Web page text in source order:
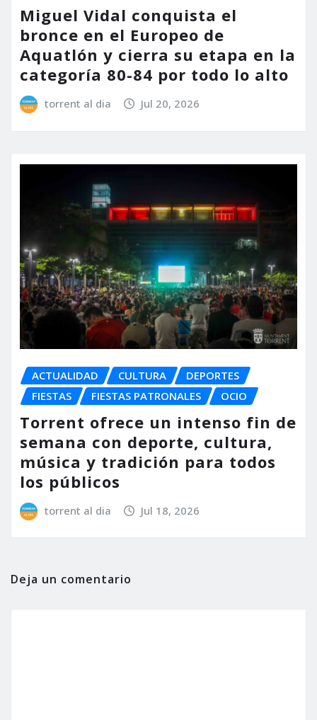
Miguel Vidal conquista el
bronce en el Europeo de
Aquatlón y cierra su etapa en la
categoría 80-84 por todo lo alto
torrent al dia Jul 20, 2026
ACTUALIDAD CULTURA
DEPORTES
FIESTAS
FIESTAS PATRONALES OCIO
Torrent ofrece un intenso fin de
semana con deporte, cultura,
música y tradición para todos
los públicos
torrent al dia Jul 18, 2026
Deja un comentario